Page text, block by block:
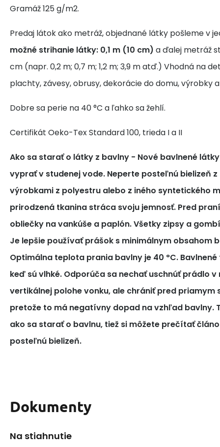
Gramáž 125 g/m2.
Predaj látok ako metráž, objednané látky pošleme v
možné strihanie látky: 0,1 m (10 cm) a ďalej metráž
cm (napr. 0,2 m; 0,7 m; 1,2 m; 3,9 m atď.) Vhodná na
plachty, závesy, obrusy, dekorácie do domu, výrobky
Dobre sa perie na 40 °C a ľahko sa žehlí.
Certifikát Oeko-Tex Standard 100, trieda I a II
Ako sa starať o látky z bavlny - Nové bavlnené
vyprať v studenej vode. Neperte posteľnú bielizeň
výrobkami z polyestru alebo z iného syntetického
prirodzená tkanina stráca svoju jemnosť. Pred
obliečky na vankúše a paplón. Všetky zipsy a
Je lepšie používať prášok s minimálnym obsahom
Optimálna teplota prania bavlny je 40 °C. Bavlnené
keď sú vlhké. Odporúča sa nechať uschnúť prádlo
vertikálnej polohe vonku, ale chrániť pred priamym
pretože to má negatívny dopad na vzhľad bavlny.
ako sa starať o bavlnu, tiež si môžete prečítať
posteľnú bielizeň.
Dokumenty
Na stiahnutie